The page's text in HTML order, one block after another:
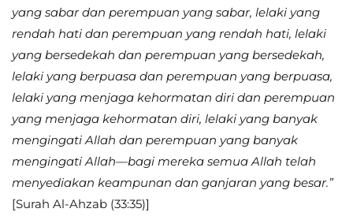
yang sabar dan perempuan yang sabar, lelaki yang
rendah hati dan perempuan yang rendah hati, lelaki
yang bersedekah dan perempuan yang bersedekah,
lelaki yang berpuasa dan perempuan yang berpuasa,
lelaki yang menjaga kehormatan diri dan perempuan
yang menjaga kehormatan diri, lelaki yang banyak
mengingati Allah dan perempuan yang banyak
mengingati Allah—bagi mereka semua Allah telah
menyediakan keampunan dan ganjaran yang besar.”
[Surah Al-Ahzab (33:35)]